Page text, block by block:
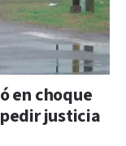
en choque
justicia